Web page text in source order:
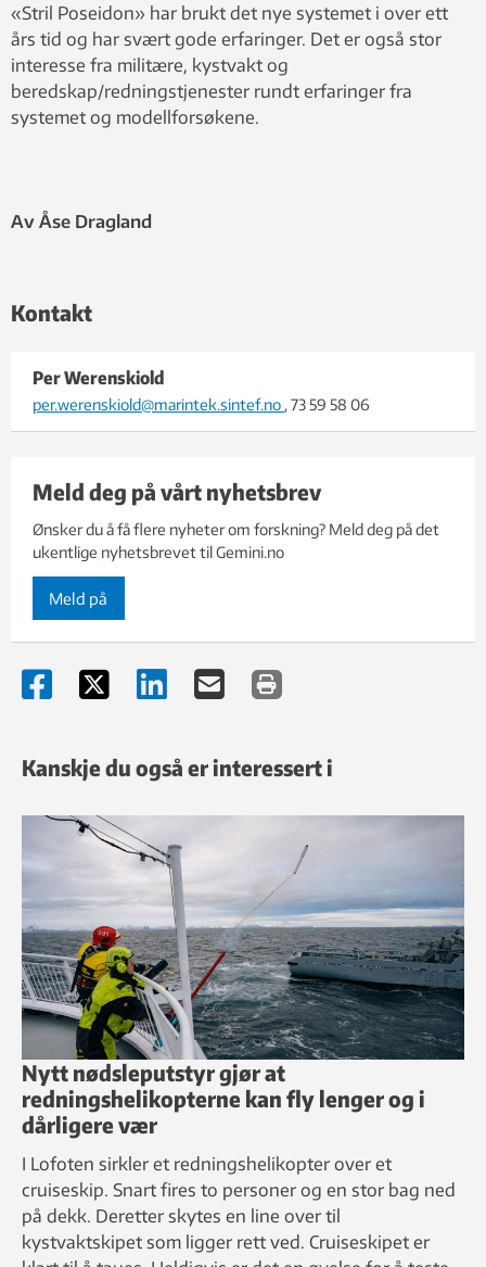
«Stril Poseidon» har brukt det nye systemet i over ett
års tid og har svært gode erfaringer. Det er også stor
interesse fra militære, kystvakt og
beredskap/redningstjenester rundt erfaringer fra
systemet og modellforsøkene.
Av Åse Dragland
Kontakt
Per Werenskiold
per.werenskiold@marintek.sintef.no , 73 59 58 06
Meld deg på vårt nyhetsbrev
Ønsker du å få flere nyheter om forskning? Meld deg på det
ukentlige nyhetsbrevet til Gemini.no
Meld på
Kanskje du også er interessert i
Nytt nødsleputstyr gjør at
redningshelikopterne kan fly lenger og i
dårligere vær
I Lofoten sirkler et redningshelikopter over et
cruiseskip. Snart fires to personer og en stor bag ned
på dekk. Deretter skytes en line over til
kystvaktskipet som ligger rett ved. Cruiseskipet er